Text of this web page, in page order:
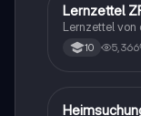
Mathe
Lernzettel
Lernzettel von
10 5,366
Deutsch